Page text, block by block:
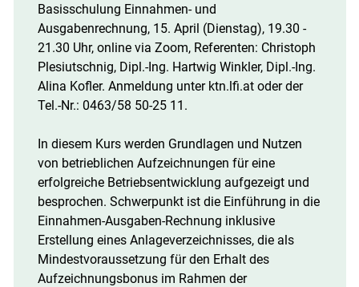
Basisschulung Einnahmen- und
Ausgabenrechnung, 15. April (Dienstag), 19.30 -
21.30 Uhr, online via Zoom, Referenten: Christoph
Plesiutschnig, Dipl.-Ing. Hartwig Winkler, Dipl.-Ing.
Alina Kofler. Anmeldung unter ktn.lfi.at oder der
Tel.-Nr.: 0463/58 50-25 11.
In diesem Kurs werden Grundlagen und Nutzen
von betrieblichen Aufzeichnungen für eine
erfolgreiche Betriebsentwicklung aufgezeigt und
besprochen. Schwerpunkt ist die Einführung in die
Einnahmen-Ausgaben-Rechnung inklusive
Erstellung eines Anlageverzeichnisses, die als
Mindestvoraussetzung für den Erhalt des
Aufzeichnungsbonus im Rahmen der